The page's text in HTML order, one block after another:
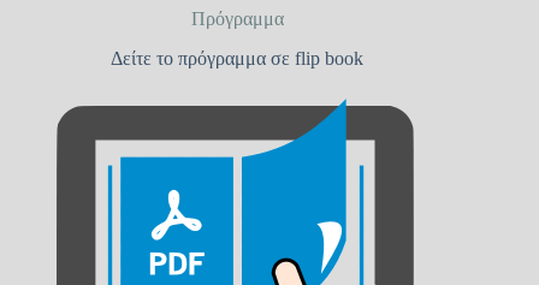
Πρόγραμμα
Δείτε το πρόγραμμα σε flip book